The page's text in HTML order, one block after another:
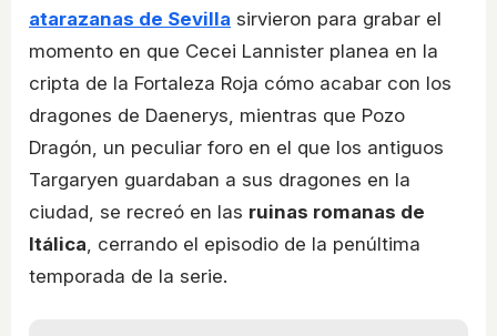
atarazanas de Sevilla sirvieron para grabar el
momento en que Cecei Lannister planea en la
cripta de la Fortaleza Roja cómo acabar con los
dragones de Daenerys, mientras que Pozo
Dragón, un peculiar foro en el que los antiguos
Targaryen guardaban a sus dragones en la
ciudad, se recreó en las ruinas romanas de
Itálica, cerrando el episodio de la penúltima
temporada de la serie.